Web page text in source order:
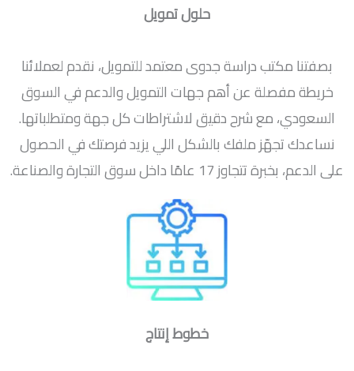
حلول تمويل
بصفتنا مكتب دراسة جدوى معتمد للتمويل، نقدم لعملائنا
خريطة مفصلة عن أهم جهات التمويل والدعم في السوق
السعودي، مع شرح دقيق لاشتراطات كل جهة ومتطلباتها.
نساعدك تجهّز ملفك بالشكل اللي يزيد فرصتك في الحصول
على الدعم، بخبرة تتجاوز 17 عامًا داخل سوق التجارة والصناعة.
خطوط إنتاج